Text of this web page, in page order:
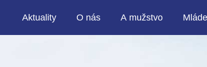
Aktuality O nás A mužstvo